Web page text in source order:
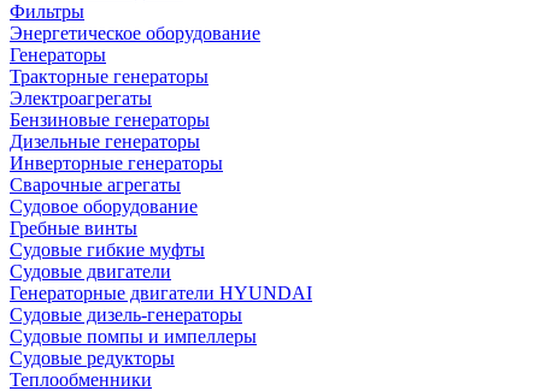
Фильтры
Энергетическое оборудование
Генераторы
Тракторные генераторы
Электроагрегаты
Бензиновые генераторы
Дизельные генераторы
Инверторные генераторы
Сварочные агрегаты
Судовое оборудование
Гребные винты
Судовые гибкие муфты
Судовые двигатели
Генераторные двигатели HYUNDAI
Судовые дизель-генераторы
Судовые помпы и импеллеры
Судовые редукторы
Теплообменники